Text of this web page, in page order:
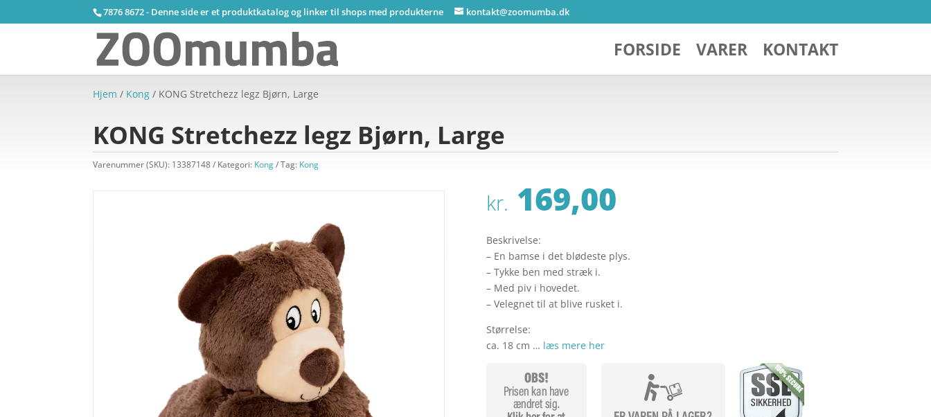
7876 8672 - Denne side er et produktkatalog og linker til shops med produkterne kontakt@zoomumba.dk
FORSIDE VARER KONTAKT
Hjem / Kong / KONG Stretchezz legz Bjørn, Large
KONG Stretchezz legz Bjørn, Large
Varenummer (SKU): 13387148 Kategori: Kong Tag: Kong
kr. 169,00
Beskrivelse:
– En bamse i det blødeste plys.
– Tykke ben med stræk i.
– Med piv i hovedet.
– Velegnet til at blive rusket i.
Størrelse:
ca. 18 cm … læs mere her